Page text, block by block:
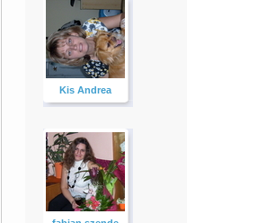
Kis Andrea